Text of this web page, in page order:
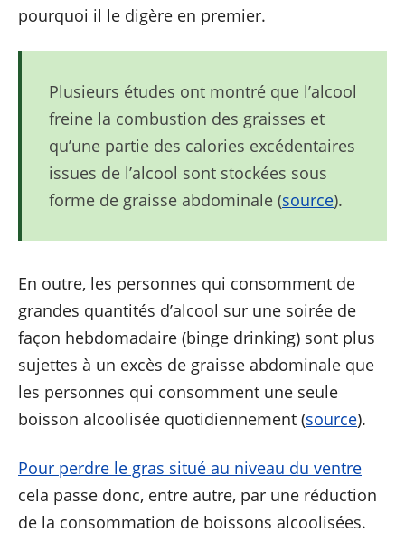
pourquoi il le digère en premier.
Plusieurs études ont montré que l’alcool
freine la combustion des graisses et
qu’une partie des calories excédentaires
issues de l’alcool sont stockées sous
forme de graisse abdominale (source).
En outre, les personnes qui consomment de
grandes quantités d’alcool sur une soirée de
façon hebdomadaire (binge drinking) sont plus
sujettes à un excès de graisse abdominale que
les personnes qui consomment une seule
boisson alcoolisée quotidiennement (source).
Pour perdre le gras situé au niveau du ventre
cela passe donc, entre autre, par une réduction
de la consommation de boissons alcoolisées.